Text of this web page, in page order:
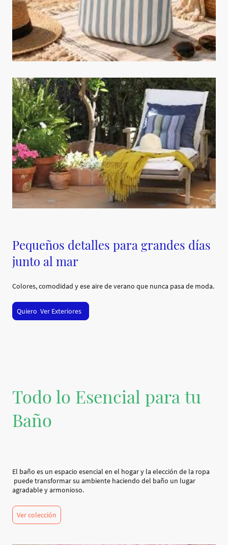
Pequeños detalles para grandes días
junto al mar
Colores, comodidad y ese aire de verano que nunca pasa de moda.
Quiero Ver Exteriores
Todo lo Esencial para tu
Baño
El baño es un espacio esencial en el hogar y la elección de la ropa
puede transformar su ambiente haciendo del baño un lugar
agradable y armonioso.
Ver colección